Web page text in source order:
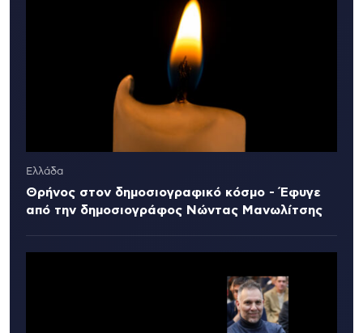
Ελλάδα
Θρήνος στον δημοσιογραφικό κόσμο - Έφυγε
από την δημοσιογράφος Νώντας Μανωλίτσης